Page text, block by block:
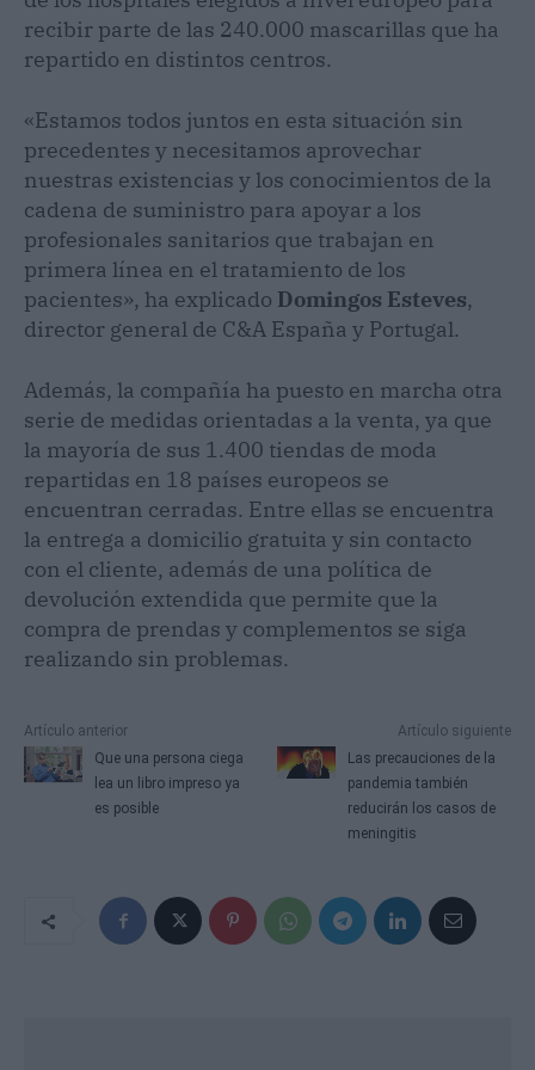
recibir parte de las 240.000 mascarillas que ha
repartido en distintos centros.
«Estamos todos juntos en esta situación sin
precedentes y necesitamos aprovechar
nuestras existencias y los conocimientos de la
cadena de suministro para apoyar a los
profesionales sanitarios que trabajan en
primera línea en el tratamiento de los
pacientes», ha explicado Domingos Esteves,
director general de C&A España y Portugal.
Además, la compañía ha puesto en marcha otra
serie de medidas orientadas a la venta, ya que
la mayoría de sus 1.400 tiendas de moda
repartidas en 18 países europeos se
encuentran cerradas. Entre ellas se encuentra
la entrega a domicilio gratuita y sin contacto
con el cliente, además de una política de
devolución extendida que permite que la
compra de prendas y complementos se siga
realizando sin problemas.
Artículo anterior
Que una persona ciega
lea un libro impreso ya
es posible
Artículo siguiente
Las precauciones de la
pandemia también
reducirán los casos de
meningitis